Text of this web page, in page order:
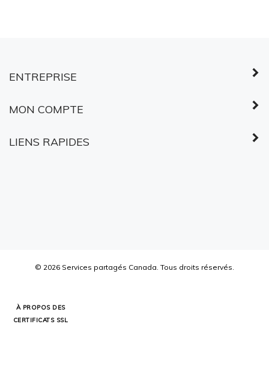
ENTREPRISE
MON COMPTE
LIENS RAPIDES
© 2026 Services partagés Canada. Tous droits réservés.
À PROPOS DES
CERTIFICATS SSL